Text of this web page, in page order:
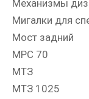
Механизмы
Мигалки для
Мост задний
МРС 70
МТЗ
МТЗ 1025